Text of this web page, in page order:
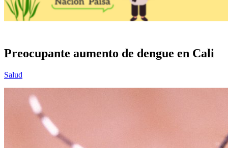
Preocupante aumento de dengue en Cali
Salud